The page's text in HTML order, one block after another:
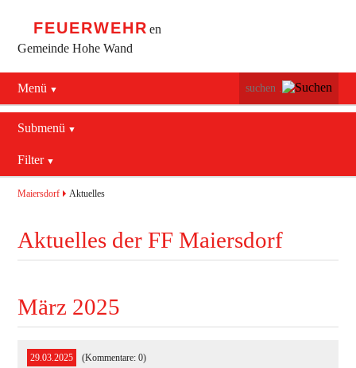
FEUERWEHR en
Gemeinde Hohe Wand
Menü
Navigation
überspringen
Netting
Submenü
überspringen
Aktuelles
Mannschaft
Ausrüstung
Fahrzeuge
Kontakt
Filter
2016
2018
Allgemein
Maiersdorf Aktuelles
Aktuelles der FF Maiersdorf
März 2025
29.03.2025 (Kommentare: 0)